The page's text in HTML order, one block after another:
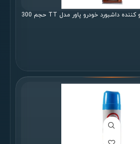
اسپری براق کننده و خوشبو کننده داشبورد خودرو پاور مدل TT حجم 300